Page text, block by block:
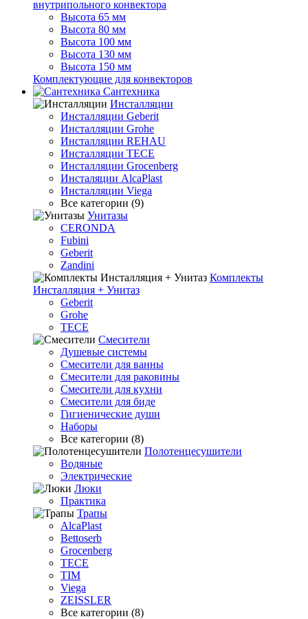
внутрипольного конвектора
Высота 65 мм
Высота 80 мм
Высота 100 мм
Высота 130 мм
Высота 150 мм
Комплектующие для конвекторов
Сантехника
Инсталляции
Инсталляции Geberit
Инсталляции Grohe
Инсталляции REHAU
Инсталляции TECE
Инсталляции Grocenberg
Инсталяции AlcaPlast
Инсталляции Viega
Все категории (9)
Унитазы
CERONDA
Fubini
Geberit
Zandini
Комплекты
Инсталляция + Унитаз
Geberit
Grohe
TECE
Смесители
Душевые системы
Смесители для ванны
Смесители для раковины
Смесители для кухни
Смесители для биде
Гигиенические души
Наборы
Все категории (8)
Полотенцесушители
Водяные
Электрические
Люки
Практика
Трапы
AlcaPlast
Bettoserb
Grocenberg
TECE
TIM
Viega
ZEISSLER
Все категории (8)